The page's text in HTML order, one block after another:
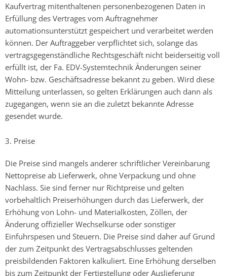
Kaufvertrag mitenthaltenen personenbezogenen Daten in
Erfüllung des Vertrages vom Auftragnehmer
automationsunterstützt gespeichert und verarbeitet werden
können. Der Auftraggeber verpflichtet sich, solange das
vertragsgegenständliche Rechtsgeschäft nicht beiderseitig voll
erfüllt ist, der Fa. EDV-Systemtechnik Änderungen seiner
Wohn- bzw. Geschäftsadresse bekannt zu geben. Wird diese
Mitteilung unterlassen, so gelten Erklärungen auch dann als
zugegangen, wenn sie an die zuletzt bekannte Adresse
gesendet wurde.
3. Preise
Die Preise sind mangels anderer schriftlicher Vereinbarung
Nettopreise ab Lieferwerk, ohne Verpackung und ohne
Nachlass. Sie sind ferner nur Richtpreise und gelten
vorbehaltlich Preiserhöhungen durch das Lieferwerk, der
Erhöhung von Lohn- und Materialkosten, Zöllen, der
Änderung offizieller Wechselkurse oder sonstiger
Einfuhrspesen und Steuern. Die Preise sind daher auf Grund
der zum Zeitpunkt des Vertragsabschlusses geltenden
preisbildenden Faktoren kalkuliert. Eine Erhöhung derselben
bis zum Zeitpunkt der Fertigstellung oder Auslieferung